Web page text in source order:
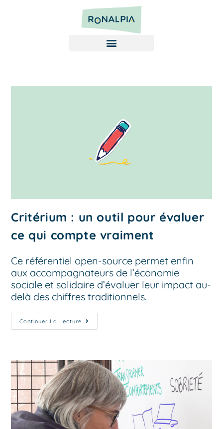
Critérium : un outil pour évaluer
ce qui compte vraiment
Ce référentiel open-source permet enfin
aux accompagnateurs de l’économie
sociale et solidaire d’évaluer leur impact au-
delà des chiffres traditionnels.
Continuer La Lecture